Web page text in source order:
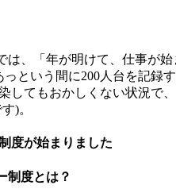
は、「年が明けて、仕事が
という間に200人台を記録
してもおかしくない状況で
)。
度が始まりました
制度とは？